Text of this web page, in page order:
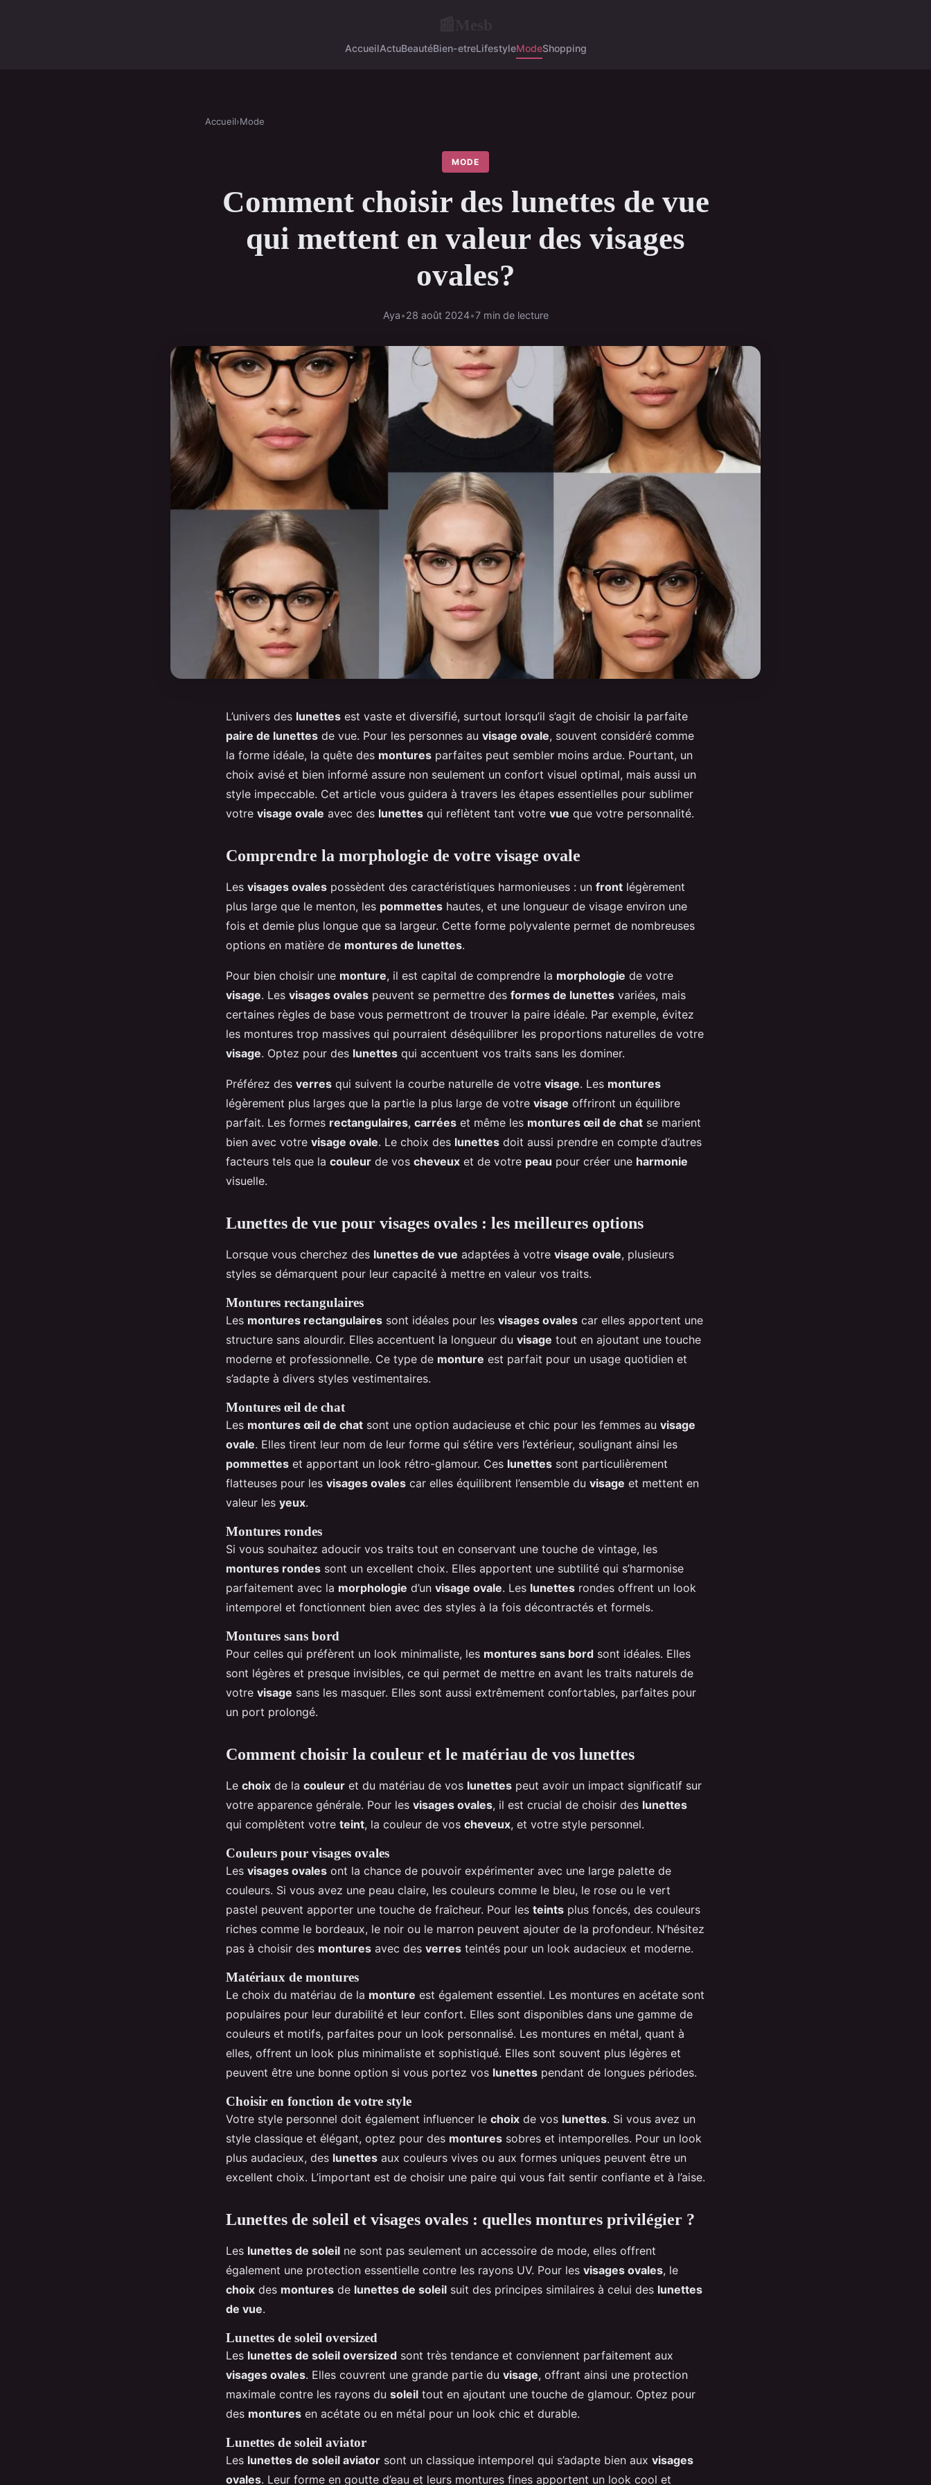
AccueilActuBeautéBien-etreLifestyleModeShopping
Accueil›Mode
MODE
Comment choisir des lunettes de vue
qui mettent en valeur des visages
ovales?
Aya•28 août 2024•7 min de lecture
L’univers des lunettes est vaste et diversifié, surtout lorsqu’il s’agit de choisir la parfaite
paire de lunettes de vue. Pour les personnes au visage ovale, souvent considéré comme
la forme idéale, la quête des montures parfaites peut sembler moins ardue. Pourtant, un
choix avisé et bien informé assure non seulement un confort visuel optimal, mais aussi un
style impeccable. Cet article vous guidera à travers les étapes essentielles pour sublimer
votre visage ovale avec des lunettes qui reflètent tant votre vue que votre personnalité.
Comprendre la morphologie de votre visage ovale
Les visages ovales possèdent des caractéristiques harmonieuses : un front légèrement
plus large que le menton, les pommettes hautes, et une longueur de visage environ une
fois et demie plus longue que sa largeur. Cette forme polyvalente permet de nombreuses
options en matière de montures de lunettes.
Pour bien choisir une monture, il est capital de comprendre la morphologie de votre
visage. Les visages ovales peuvent se permettre des formes de lunettes variées, mais
certaines règles de base vous permettront de trouver la paire idéale. Par exemple, évitez
les montures trop massives qui pourraient déséquilibrer les proportions naturelles de votre
visage. Optez pour des lunettes qui accentuent vos traits sans les dominer.
Préférez des verres qui suivent la courbe naturelle de votre visage. Les montures
légèrement plus larges que la partie la plus large de votre visage offriront un équilibre
parfait. Les formes rectangulaires, carrées et même les montures œil de chat se marient
bien avec votre visage ovale. Le choix des lunettes doit aussi prendre en compte d’autres
facteurs tels que la couleur de vos cheveux et de votre peau pour créer une harmonie
visuelle.
Lunettes de vue pour visages ovales : les meilleures options
Lorsque vous cherchez des lunettes de vue adaptées à votre visage ovale, plusieurs
styles se démarquent pour leur capacité à mettre en valeur vos traits.
Montures rectangulaires
Les montures rectangulaires sont idéales pour les visages ovales car elles apportent une
structure sans alourdir. Elles accentuent la longueur du visage tout en ajoutant une touche
moderne et professionnelle. Ce type de monture est parfait pour un usage quotidien et
s’adapte à divers styles vestimentaires.
Montures œil de chat
Les montures œil de chat sont une option audacieuse et chic pour les femmes au visage
ovale. Elles tirent leur nom de leur forme qui s’étire vers l’extérieur, soulignant ainsi les
pommettes et apportant un look rétro-glamour. Ces lunettes sont particulièrement
flatteuses pour les visages ovales car elles équilibrent l’ensemble du visage et mettent en
valeur les yeux.
Montures rondes
Si vous souhaitez adoucir vos traits tout en conservant une touche de vintage, les
montures rondes sont un excellent choix. Elles apportent une subtilité qui s’harmonise
parfaitement avec la morphologie d’un visage ovale. Les lunettes rondes offrent un look
intemporel et fonctionnent bien avec des styles à la fois décontractés et formels.
Montures sans bord
Pour celles qui préfèrent un look minimaliste, les montures sans bord sont idéales. Elles
sont légères et presque invisibles, ce qui permet de mettre en avant les traits naturels de
votre visage sans les masquer. Elles sont aussi extrêmement confortables, parfaites pour
un port prolongé.
Comment choisir la couleur et le matériau de vos lunettes
Le choix de la couleur et du matériau de vos lunettes peut avoir un impact significatif sur
votre apparence générale. Pour les visages ovales, il est crucial de choisir des lunettes
qui complètent votre teint, la couleur de vos cheveux, et votre style personnel.
Couleurs pour visages ovales
Les visages ovales ont la chance de pouvoir expérimenter avec une large palette de
couleurs. Si vous avez une peau claire, les couleurs comme le bleu, le rose ou le vert
pastel peuvent apporter une touche de fraîcheur. Pour les teints plus foncés, des couleurs
riches comme le bordeaux, le noir ou le marron peuvent ajouter de la profondeur. N’hésitez
pas à choisir des montures avec des verres teintés pour un look audacieux et moderne.
Matériaux de montures
Le choix du matériau de la monture est également essentiel. Les montures en acétate sont
populaires pour leur durabilité et leur confort. Elles sont disponibles dans une gamme de
couleurs et motifs, parfaites pour un look personnalisé. Les montures en métal, quant à
elles, offrent un look plus minimaliste et sophistiqué. Elles sont souvent plus légères et
peuvent être une bonne option si vous portez vos lunettes pendant de longues périodes.
Choisir en fonction de votre style
Votre style personnel doit également influencer le choix de vos lunettes. Si vous avez un
style classique et élégant, optez pour des montures sobres et intemporelles. Pour un look
plus audacieux, des lunettes aux couleurs vives ou aux formes uniques peuvent être un
excellent choix. L’important est de choisir une paire qui vous fait sentir confiante et à l’aise.
Lunettes de soleil et visages ovales : quelles montures privilégier ?
Les lunettes de soleil ne sont pas seulement un accessoire de mode, elles offrent
également une protection essentielle contre les rayons UV. Pour les visages ovales, le
choix des montures de lunettes de soleil suit des principes similaires à celui des lunettes
de vue.
Lunettes de soleil oversized
Les lunettes de soleil oversized sont très tendance et conviennent parfaitement aux
visages ovales. Elles couvrent une grande partie du visage, offrant ainsi une protection
maximale contre les rayons du soleil tout en ajoutant une touche de glamour. Optez pour
des montures en acétate ou en métal pour un look chic et durable.
Lunettes de soleil aviator
Les lunettes de soleil aviator sont un classique intemporel qui s’adapte bien aux visages
ovales. Leur forme en goutte d’eau et leurs montures fines apportent un look cool et